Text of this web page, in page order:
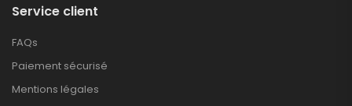
Service client
FAQs
Paiement sécurisé
Mentions légales